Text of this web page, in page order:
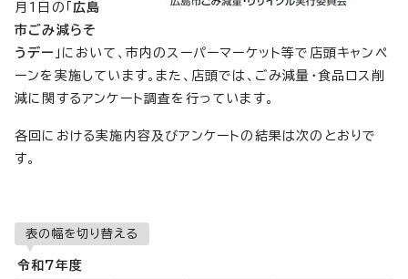
月1日の「 広島
市ごみ減らそ
うデー 」において、市内のスーパーマーケット等で店頭キャンペ
ーンを実施しています。また、店頭では、ごみ減量・食品ロス削
減に関するアンケート調査を行っています。
各回における実施内容及びアンケートの結果は次のとおりで
す。
表の幅を切り替える
令和7年度